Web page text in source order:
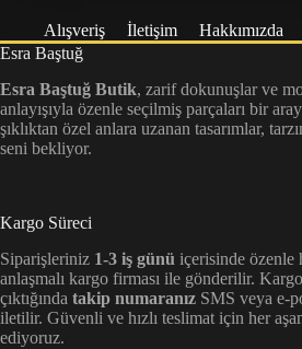
Alışveriş İletişim Hakkımızda
Esra Baştuğ
Esra Baştuğ Butik, zarif dokunuşlar ve
anlayışıyla özenle seçilmiş parçaları bir
şıklıktan özel anlara uzanan tasarımlar,
seni bekliyor.
Kargo Süreci
Siparişleriniz 1-3 iş günü içerisinde özenle
anlaşmalı kargo firması ile gönderilir.
çıktığında takip numaranız SMS veya e-
iletilir. Güvenli ve hızlı teslimat için her
ediyoruz.